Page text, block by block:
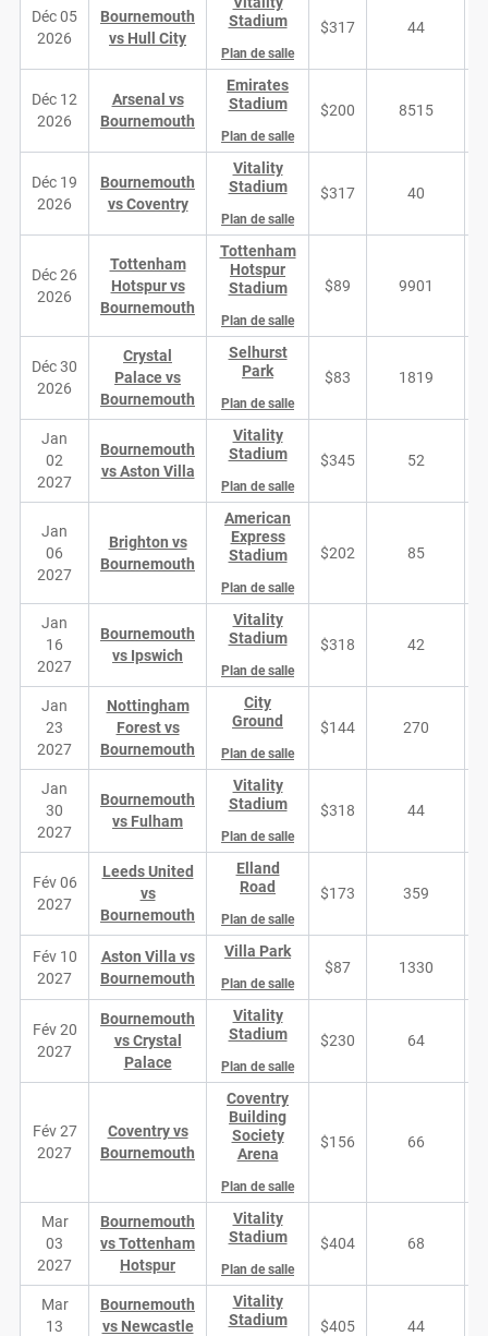
Déc 05
2026
Bournemouth
vs Hull City
Stadium
Plan de salle
$317 44
Déc 12
2026
Arsenal vs
Bournemouth
Emirates
Stadium
Plan de salle
$200 8515
Déc 19
2026
Bournemouth
vs Coventry
Vitality
Stadium
Plan de salle
$317 40
Déc 26
2026
Tottenham
Hotspur vs
Bournemouth
Tottenham
Hotspur
Stadium
Plan de salle
$89 9901
Déc 30
2026
Crystal
Palace vs
Bournemouth
Selhurst
Park
Plan de salle
$83 1819
Jan
02
2027
Bournemouth
vs Aston Villa
Vitality
Stadium
Plan de salle
$345 52
Jan
06
2027
Brighton vs
Bournemouth
American
Express
Stadium
Plan de salle
$202 85
Jan
16
2027
Bournemouth
vs Ipswich
Vitality
Stadium
Plan de salle
$318 42
Jan
23
2027
Nottingham
Forest vs
Bournemouth
City
Ground
Plan de salle
$144 270
Jan
30
2027
Bournemouth
vs Fulham
Vitality
Stadium
Plan de salle
$318 44
Fév 06
2027
Leeds United
vs
Bournemouth
Elland
Road
Plan de salle
$173 359
Fév 10
2027
Aston Villa vs
Bournemouth
Villa Park
Plan de salle
$87 1330
Fév 20
2027
Bournemouth
vs Crystal
Palace
Vitality
Stadium
Plan de salle
$230 64
Fév 27
2027
Coventry vs
Bournemouth
Coventry
Building
Society
Arena
Plan de salle
$156 66
Mar
03
2027
Bournemouth
vs Tottenham
Hotspur
Vitality
Stadium
Plan de salle
$404 68
Mar
13
Bournemouth
vs Newcastle
Vitality
Stadium
$405 44